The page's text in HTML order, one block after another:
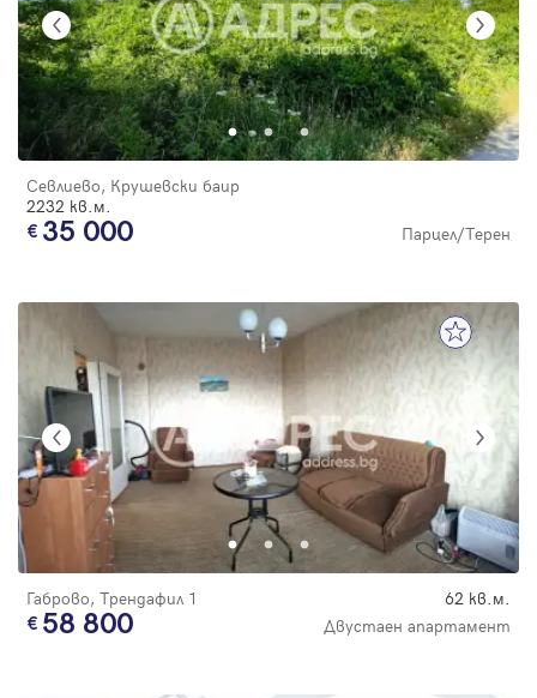
Севлиево, Крушевски баир
2232 кв.м.
35 000 Парцел/Терен
Габрово, Трендафил 1 62 кв.м.
58 800 Двустаен апартамент